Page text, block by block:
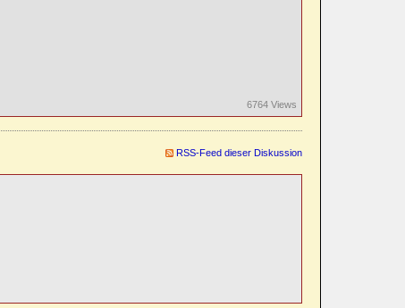
6764 Views
RSS-Feed dieser Diskussion